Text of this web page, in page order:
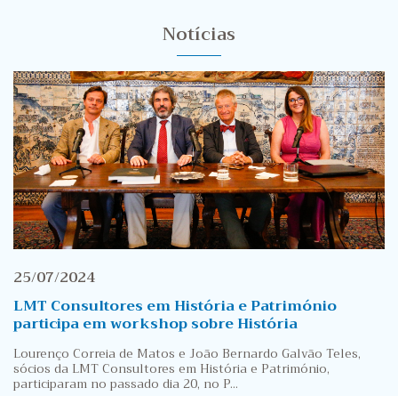
Notícias
25/07/2024
LMT Consultores em História e Património
participa em workshop sobre História
Lourenço Correia de Matos e João Bernardo Galvão Teles,
sócios da LMT Consultores em História e Património,
participaram no passado dia 20, no P...